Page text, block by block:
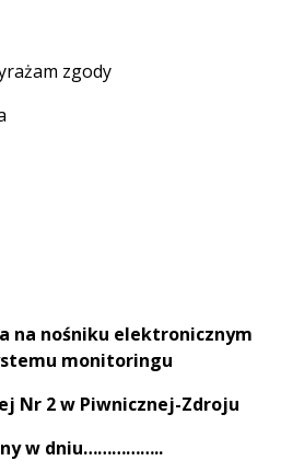
zgody
na nośniku elektronicznym
monitoringu
Nr 2 w Piwnicznej-Zdroju
w dniu……………..